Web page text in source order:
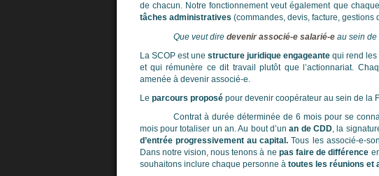
de chacun. Notre fonctionnement veut également que
tâches administratives (commandes, devis, facture, gestions
Que veut dire devenir associé-e salarié-e au sein de
La SCOP est une structure juridique engageantequi rend les
et qui rémunère ce dit travail plutôt que l’actionnariat.
amenée à devenir associé-e.
Le parcours proposé pour devenir coopérateur au sein de la
Contrat à durée déterminée de 6 mois pour se
mois pour totaliser un an. Au bout d’unan de CDD , la
d’entrée progressivement au capital.Tous les associé-e-
Dans notre vision, nous tenons à ne pas faire de différence
souhaitons inclure chaque personne à toutes les réunions et